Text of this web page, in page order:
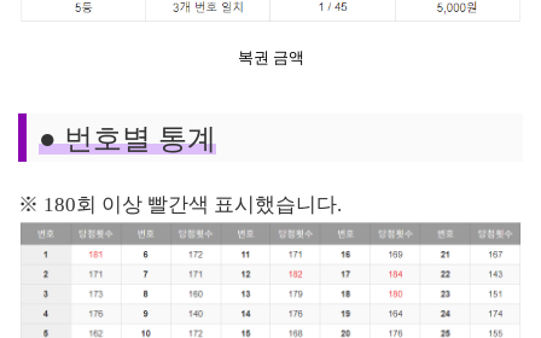
복권 금액
●번호별 통계
※ 180회 이상 빨간색 표시했습니다.